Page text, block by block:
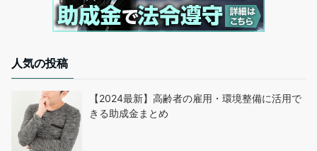
人気の投稿
【2024最新】高齢者の雇用・環境整備に活用で
きる助成金まとめ